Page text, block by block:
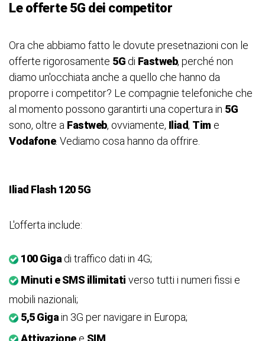
Le offerte 5G dei competitor
Ora che abbiamo fatto le dovute presetnazioni con le
offerte rigorosamente 5G di Fastweb, perché non
diamo un'occhiata anche a quello che hanno da
proporre i competitor? Le compagnie telefoniche che
al momento possono garantirti una copertura in 5G
sono, oltre a Fastweb, ovviamente, Iliad, Tim e
Vodafone. Vediamo cosa hanno da offrire.
Iliad Flash 120 5G
L'offerta include:
100 Giga di traffico dati in 4G;
Minuti e SMS illimitati verso tutti i numeri fissi e
mobili nazionali;
5,5 Gigain 3G per navigare in Europa;
Attivazionee SIM